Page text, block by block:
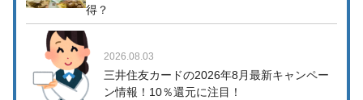
得？
2026.08.03
三井住友カードの2026年8月最新キャンペー
ン情報！10％還元に注目！